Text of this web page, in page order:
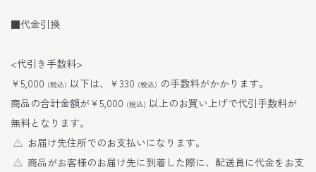
■代金引換
<代引き手数料>
￥5,000 (税込) 以下は、￥330 (税込) の手数料がかかります。
商品の合計金額が￥5,000 (税込) 以上のお買い上げで代引手数料が
無料となります。
お届け先住所でのお支払いになります。
商品がお客様のお届け先に到着した際に、配送員に代金をお支